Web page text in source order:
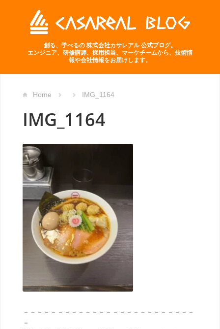
創る、学べるの 株式会社カサレアル 公式ブログ。
エンジニア、研修講師、採用担当、マーケチームから、技術情
報や会社情報をお届けします。
Home IMG_1164
IMG_1164
－－－－－－－－－－－－－－－－－－－－－－－－－
－